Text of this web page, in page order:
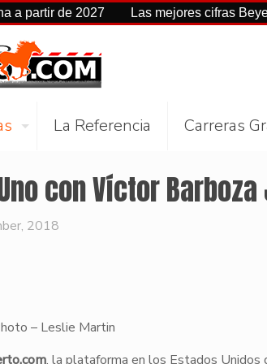
de 2027 Las mejores cifras Beyer de
La Referencia Carreras
con Víctor
2018
– Leslie Martin
, la plataforma en los Estados